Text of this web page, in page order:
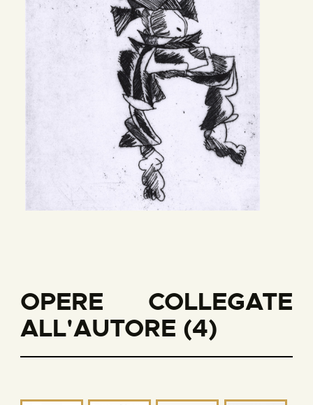
OPERE COLLEGATE
ALL'AUTORE (4)